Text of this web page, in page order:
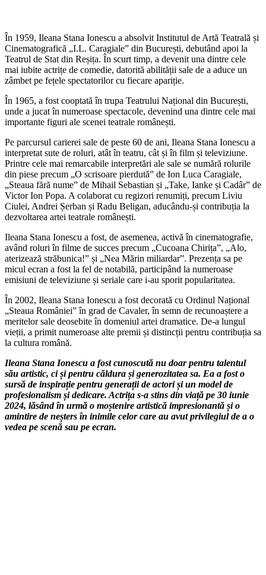
În 1959, Ileana Stana Ionescu a absolvit Institutul de Artă Teatrală și
Cinematografică „I.L. Caragiale” din București, debutând apoi la
Teatrul de Stat din Reșița. În scurt timp, a devenit una dintre cele
mai iubite actrițe de comedie, datorită abilității sale de a aduce un
zâmbet pe fețele spectatorilor cu fiecare apariție.
În 1965, a fost cooptată în trupa Teatrului Național din București,
unde a jucat în numeroase spectacole, devenind una dintre cele mai
importante figuri ale scenei teatrale românești.
Pe parcursul carierei sale de peste 60 de ani, Ileana Stana Ionescu a
interpretat sute de roluri, atât în teatru, cât și în film și televiziune.
Printre cele mai remarcabile interpretări ale sale se numără rolurile
din piese precum „O scrisoare pierdută” de Ion Luca Caragiale,
„Steaua fără nume” de Mihail Sebastian și „Take, Ianke și Cadâr” de
Victor Ion Popa. A colaborat cu regizori renumiți, precum Liviu
Ciulei, Andrei Șerban și Radu Beligan, aducându-și contribuția la
dezvoltarea artei teatrale românești.
Ileana Stana Ionescu a fost, de asemenea, activă în cinematografie,
având roluri în filme de succes precum „Cucoana Chirița”, „Alo,
aterizează străbunica!” și „Nea Mărin miliardar”. Prezența sa pe
micul ecran a fost la fel de notabilă, participând la numeroase
emisiuni de televiziune și seriale care i-au sporit popularitatea.
În 2002, Ileana Stana Ionescu a fost decorată cu Ordinul Național
„Steaua României” în grad de Cavaler, în semn de recunoaștere a
meritelor sale deosebite în domeniul artei dramatice. De-a lungul
vieții, a primit numeroase alte premii și distincții pentru contribuția sa
la cultura română.
Ileana Stana Ionescu a fost cunoscută nu doar pentru talentul
său artistic, ci și pentru căldura și generozitatea sa. Ea a fost o
sursă de inspirație pentru generații de actori și un model de
profesionalism și dedicare. Actrița s-a stins din viață pe 30 iunie
2024, lăsând în urmă o moștenire artistică impresionantă și o
amintire de neșters în inimile celor care au avut privilegiul de a o
vedea pe scenă sau pe ecran.